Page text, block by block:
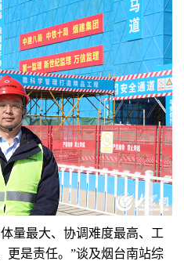
最大、协调难度最高、工
更是责任。”谈及烟台南站综